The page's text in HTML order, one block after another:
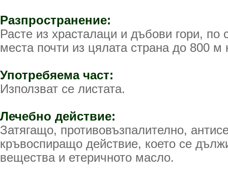
Разпространение:
Расте из храсталаци и дъбови гори, по
места почти из цялата страна до 800
Употребяема част:
Използват се листата.
Лечебно действие:
Затягащо, противовъзпалително,
кръвоспиращо действие, което се
вещества и етеричното масло.